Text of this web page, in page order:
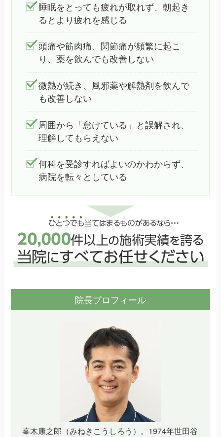
睡眠をとっても疲れが取れず、朝起き
るとより疲れを感じる
頭痛や筋肉痛、関節痛が頻繁に起こ
り、薬を飲んでも改善しない
微熱が続き、風邪薬や解熱剤を飲んで
も改善しない
周囲から「怠けている」と誤解され、
理解してもらえない
何科を受診すればよいのかわからず、
病院を転々としている
院長プロフィール
峯木康之郎（みねきこうしろう）。1974年世田谷